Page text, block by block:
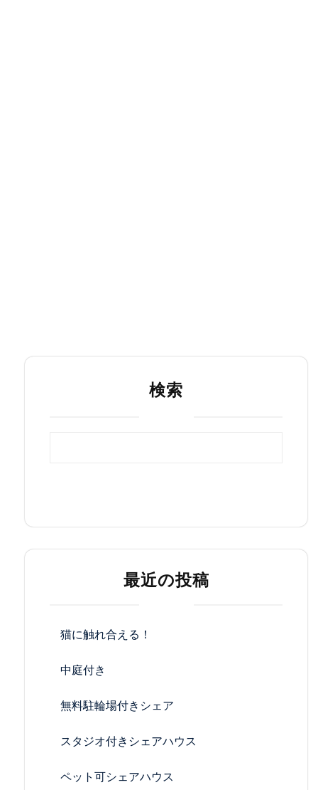
検索
最近の投稿
猫に触れ合える！
中庭付き
無料駐輪場付きシェア
スタジオ付きシェアハウス
ペット可シェアハウス